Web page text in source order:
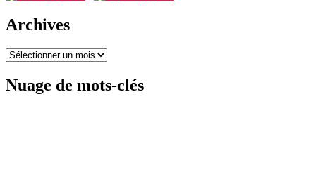
Archives
Archives
Nuage de mots-clés